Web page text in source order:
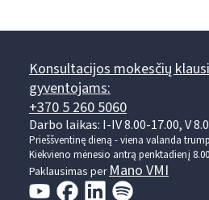
Konsultacijos mokesčių
gyventojams:
+370 5 260 5060
Darbo laikas: I-IV 8.00-17.00, V
Prieššventinę dieną - viena valanda
Kiekvieno mėnesio antrą penktadienį
Paklausimas perMano VMI